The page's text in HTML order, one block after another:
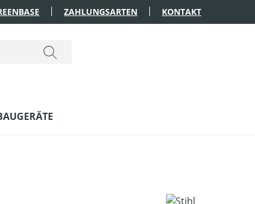
ZAHLUNGSARTEN KONTAKT